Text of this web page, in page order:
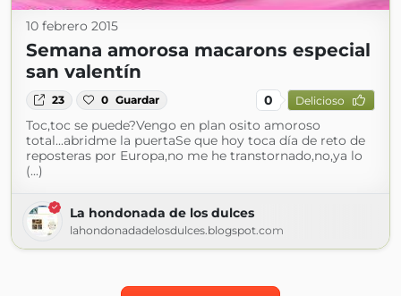
10 febrero 2015
Semana amorosa macarons especial
san valentín
23 0 Guardar 0 Delicioso
Toc,toc se puede?Vengo en plan osito amoroso
total...abridme la puertaSe que hoy toca día de reto de
reposteras por Europa,no me he transtornado,no,ya lo
(...)
La hondonada de los dulces
lahondonadadelosdulces.blogspot.com